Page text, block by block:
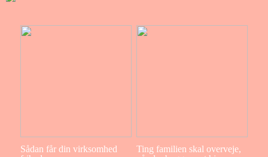
Sådan får din virksomhed
Ting familien skal overveje,